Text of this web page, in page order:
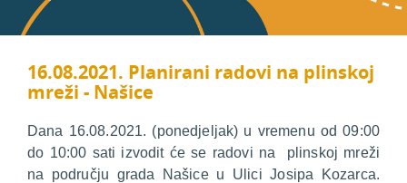
16.08.2021. Planirani radovi na plinskoj
mreži - Našice
Dana 16.08.2021. (ponedjeljak) u vremenu od 09:00
do 10:00 sati izvodit će se radovi na plinskoj mreži
na području grada Našice u Ulici Josipa Kozarca.